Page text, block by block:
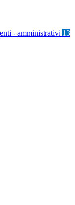
- amministrativi 13